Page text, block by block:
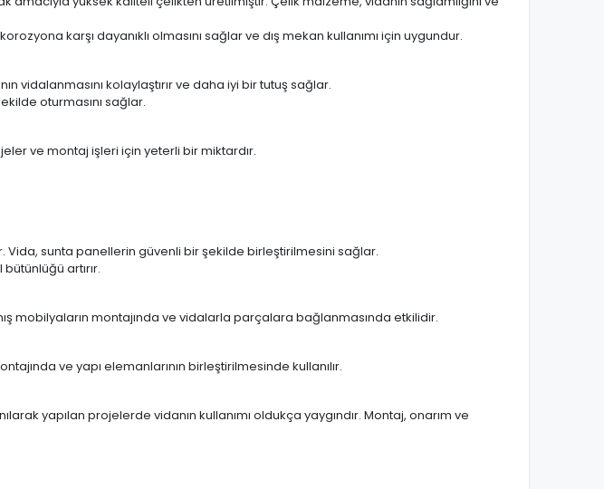
karşı dayanıklı olmasını sağlar ve dış mekan kullanımı için uygundur.
vidalanmasını kolaylaştırır ve daha iyi bir tutuş sağlar.
oturmasını sağlar.
ve montaj işleri için yeterli bir miktardır.
Vida, sunta panellerin güvenli bir şekilde birleştirilmesini sağlar.
artırır.
mobilyaların montajında ve vidalarla parçalara bağlanmasında etkilidir.
ve yapı elemanlarının birleştirilmesinde kullanılır.
yapılan projelerde vidanın kullanımı oldukça yaygındır. Montaj, onarım ve